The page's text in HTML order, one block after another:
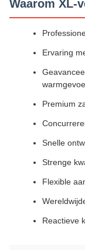
Waarom XL-
Ervaring
Premium
Snelle
Strenge
Flexible
Reactieve